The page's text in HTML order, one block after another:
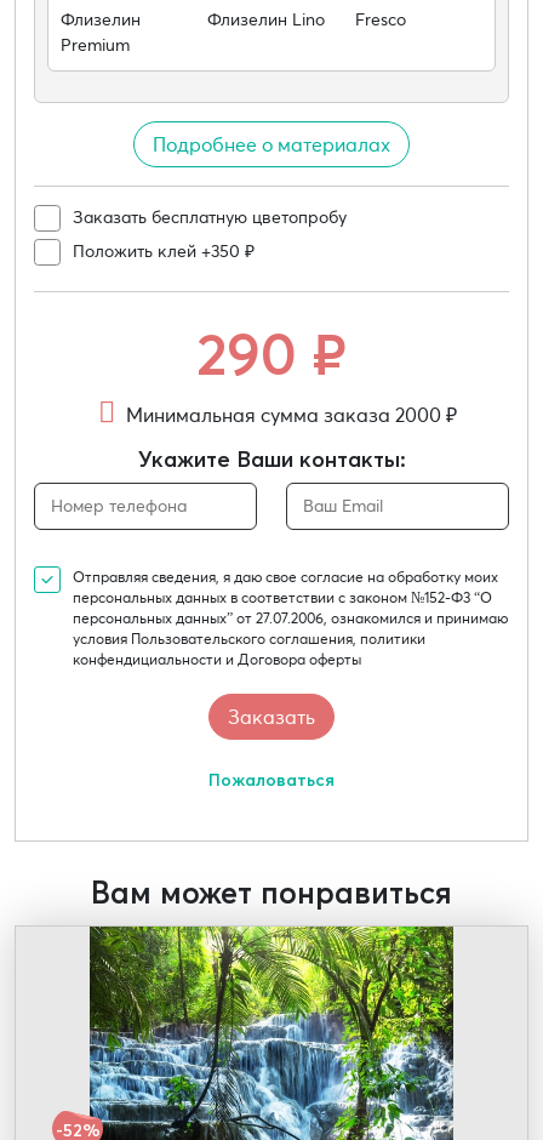
Флизелин
Premium
Флизелин Lino Fresco
Подробнее о материалах
Заказать бесплатную цветопробу
Положить клей +350 ₽
290 ₽
Минимальная сумма заказа 2000 ₽
Укажите Ваши контакты:
Отправляя сведения, я даю свое согласие на обработку моих
персональных данных в соответствии с законом №152-Ф3 “О
персональных данных” от 27.07.2006, ознакомился и принимаю
условия Пользовательского соглашения, политики
конфендициальности и Договора оферты
Пожаловаться
Вам может понравиться
-52%